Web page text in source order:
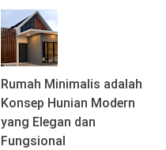
Rumah Minimalis adalah
Konsep Hunian Modern
yang Elegan dan
Fungsional